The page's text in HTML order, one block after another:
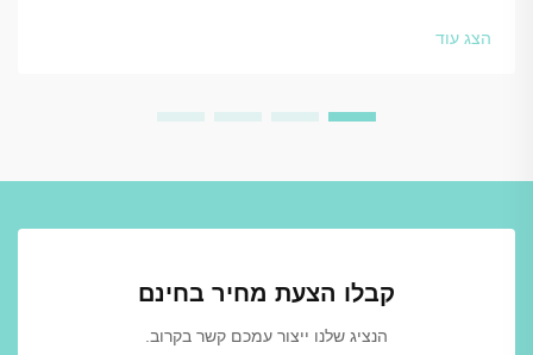
הצג עוד
קבלו הצעת מחיר בחינם
הנציג שלנו ייצור עמכם קשר בקרוב.